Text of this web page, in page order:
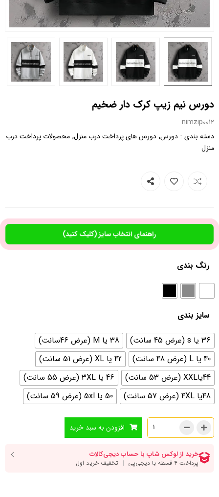
دورس نیم زیپ کرک دار ضخیم
nimzip0012
دسته بندی : دورس, دورس های پرداخت درب منزل, محصولات پرداخت درب
منزل
راهنمای انتخاب سایز (کلیک کنید)
رنگ بندی
سایز بندی
36 یا s (عرض 45 سانت)
38 یا M (عرض 46سانت)
40 یا L (عرض 48 سانت)
42 یا XL (عرض 51 سانت)
44یاXXL (عرض 53 سانت)
46 یا 3XL (عرض 55 سانت)
48یا 4XL (عرض 57 سانت)
50 یا 5xl (عرض 59 سانت)
افزودن به سبد خرید